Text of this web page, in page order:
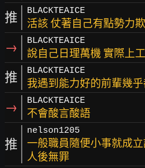
推 BLACKTEAICE
活該 仗著自己有點勢力
→ BLACKTEAICE
說自己日理萬機 實際上
推 BLACKTEAICE
我遇到能力好的前輩幾
→ BLACKTEAICE
不會酸言酸語
推
nelson1205
一般職員隨便小事就成
人後無罪